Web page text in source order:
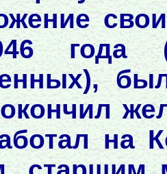
года
на